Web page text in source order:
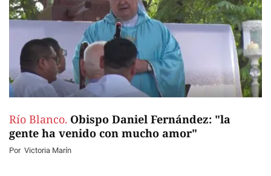
Río Blanco. Obispo Daniel Fernández: "la
gente ha venido con mucho amor"
Por Victoria Marín